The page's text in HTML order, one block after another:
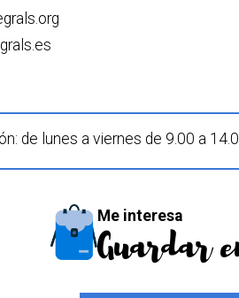
de lunes a viernes de 9.00 a
Me interesa
Guardar